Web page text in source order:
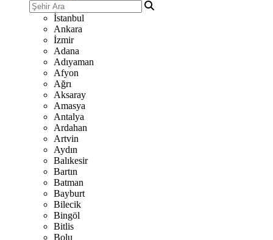
İstanbul
Ankara
İzmir
Adana
Adıyaman
Afyon
Ağrı
Aksaray
Amasya
Antalya
Ardahan
Artvin
Aydın
Balıkesir
Bartın
Batman
Bayburt
Bilecik
Bingöl
Bitlis
Bolu